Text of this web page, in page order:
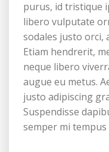
purus, id tristique
libero vulputate
sodales justo orci,
Etiam hendrerit,
neque libero
augue eu metus.
justo adipiscing
Suspendisse
semper mi tempus